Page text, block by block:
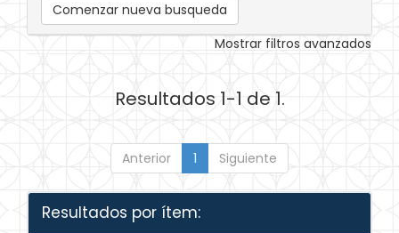
Comenzar nueva busqueda
Mostrar filtros avanzados
Resultados 1-1 de 1.
Anterior 1 Siguiente
Resultados por ítem: